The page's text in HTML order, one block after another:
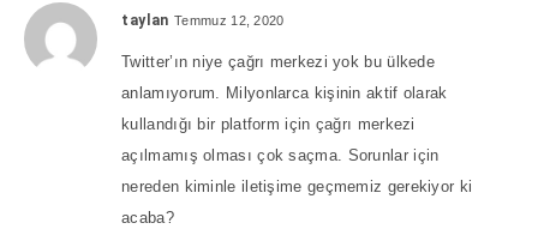
taylan Temmuz 12, 2020
Twitter’ın niye çağrı merkezi yok bu ülkede
anlamıyorum. Milyonlarca kişinin aktif olarak
kullandığı bir platform için çağrı merkezi
açılmamış olması çok saçma. Sorunlar için
nereden kiminle iletişime geçmemiz gerekiyor ki
acaba?